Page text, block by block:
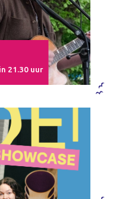
21.30 uur